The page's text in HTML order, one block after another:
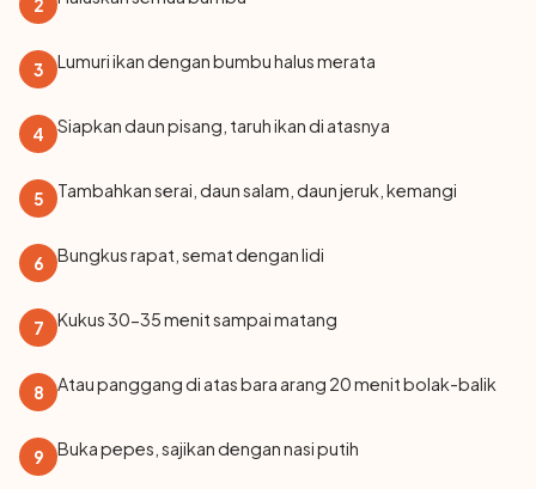
2
3 Lumuri ikan dengan bumbu halus merata
4 Siapkan daun pisang, taruh ikan di atasnya
5 Tambahkan serai, daun salam, daun jeruk, kemangi
6 Bungkus rapat, semat dengan lidi
7 Kukus 30-35 menit sampai matang
8 Atau panggang di atas bara arang 20 menit bolak-balik
9 Buka pepes, sajikan dengan nasi putih